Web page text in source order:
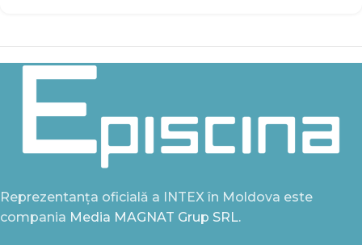
Reprezentanța oficială a INTEX în Moldova este
compania Media MAGNAT Grup SRL.